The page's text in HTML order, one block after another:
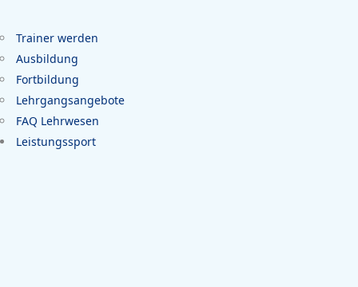
Trainer werden
Ausbildung
Fortbildung
Lehrgangsangebote
FAQ Lehrwesen
Leistungssport